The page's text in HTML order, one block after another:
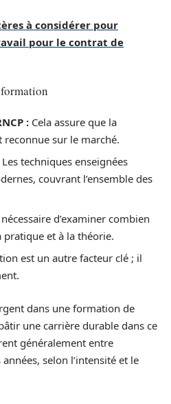
à considérer pour
pour le contrat de
: Cela assure que la
sur le marché.
Les techniques enseignées
couvrant l’ensemble des
d’examiner combien
pratique et à la théorie.
est un autre facteur clé ; il
dans une formation de
une carrière durable dans ce
généralement entre
selon l’intensité et le